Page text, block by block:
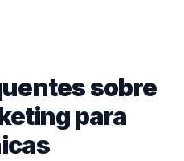
sobre
para